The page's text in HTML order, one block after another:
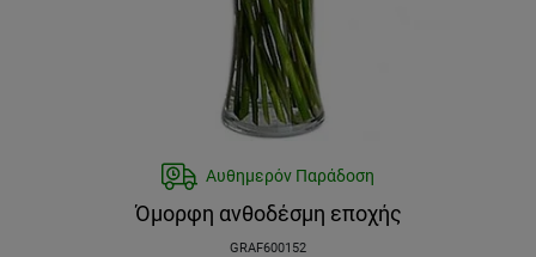
Αυθημερόν Παράδοση
Όμορφη ανθοδέσμη εποχής
GRAF600152